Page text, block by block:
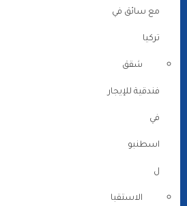
مع سائق في
تركيا
شقق
فندقية للإيجار
في
اسطنبو
ل
الاستقبا